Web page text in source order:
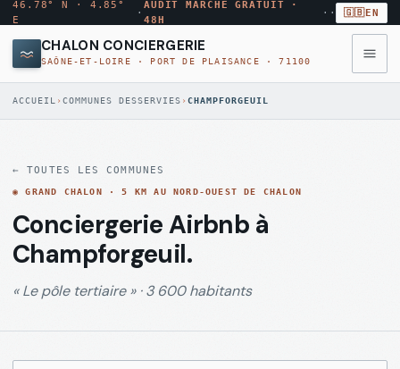
46.78° N · 4.85°
E
·
AUDIT MARCHÉ GRATUIT ·
48H
· · 🇬🇧EN
CHALON CONCIERGERIE
SAÔNE-ET-LOIRE · PORT DE PLAISANCE · 71100
·
10
ANN →
CMP
Comparateur
→
Quartiers
AUDIT
MARCHÉ
GRATUIT
par
h
ACCUEIL › COMMUNES DESSERVIES › CHAMPFORGEUIL
← TOUTES LES COMMUNES
◉GRAND CHALON · 5 KM AU NORD-OUEST DE CHALON
Conciergerie Airbnb à
Champforgeuil.
«Le pôle tertiaire» ·3 600 habitants